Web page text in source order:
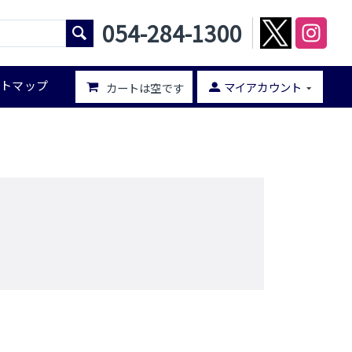
054-284-1300
マップ カートは空です マイアカウント